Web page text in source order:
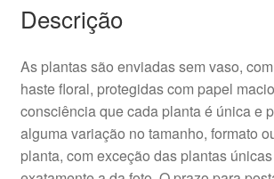
Descrição
As plantas são enviadas sem vaso,
haste floral, protegidas com papel
consciência que cada planta é única e
alguma variação no tamanho, formato
planta, com exceção das plantas